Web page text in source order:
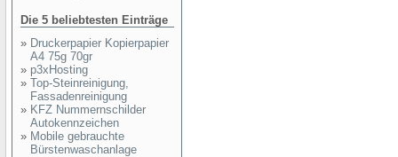
Die 5 beliebtesten Einträge
» Druckerpapier Kopierpapier
A4 75g 70gr
» p3xHosting
» Top-Steinreinigung,
Fassadenreinigung
» KFZ Nummernschilder
Autokennzeichen
» Mobile gebrauchte
Bürstenwaschanlage